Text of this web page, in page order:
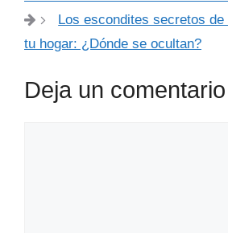
Los escondites secretos
tu hogar: ¿Dónde se ocultan?
Deja un comentario